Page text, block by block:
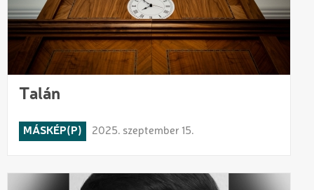
Talán
MÁSKÉP(P) 2025. szeptember 15.